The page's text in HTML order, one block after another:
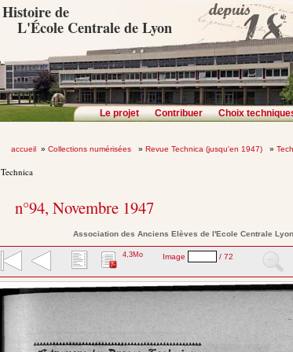
Histoire de
L'École Centrale de Lyon
Le projet Contribuer Choix
accueil» Collections numérisées » Revue Technica (jusqu'en 1947) »
Technica
n°94, Novembre 1947
Association des Anciens Elèves de l'Ecole Centrale
4,3Mo Image / 72